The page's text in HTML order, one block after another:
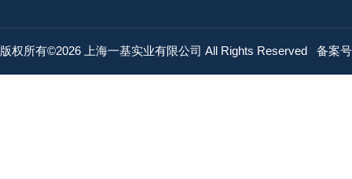
版权所有©2026 上海一基实业有限公司 All Rights Reserved 备案